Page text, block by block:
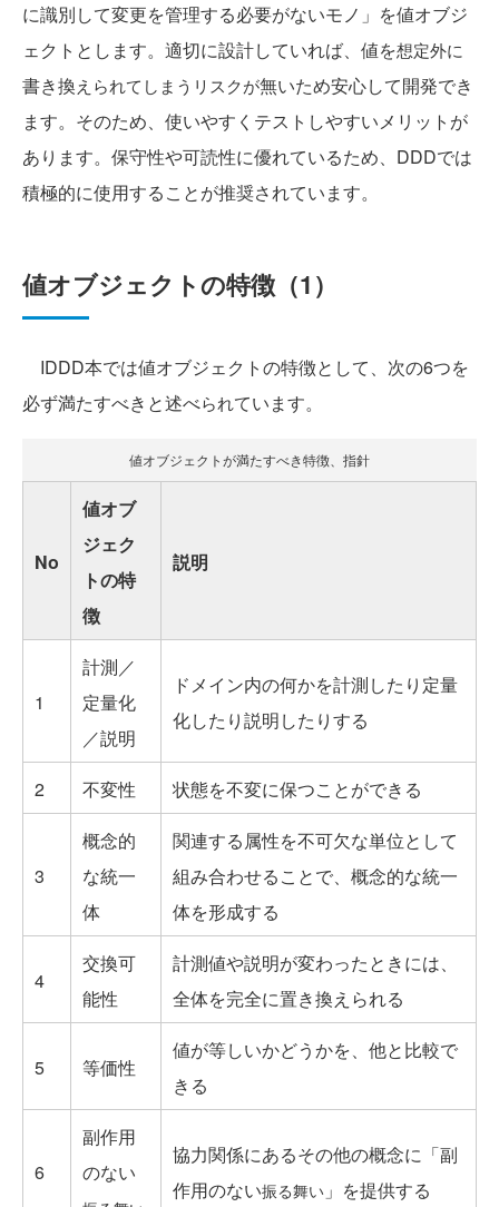
に識別して変更を管理する必要がないモノ」を値オブジ
ェクトとします。適切に設計していれば、値を想定外に
書き換えられてしまうリスクが無いため安心して開発でき
ます。そのため、使いやすくテストしやすいメリットが
あります。保守性や可読性に優れているため、DDDでは
積極的に使用することが推奨されています。
値オブジェクトの特徴（1）
IDDD本では値オブジェクトの特徴として、次の6つを
必ず満たすべきと述べられています。
値オブジェクトが満たすべき特徴、指針
No
値オブ
ジェク
トの特
徴
説明
1
計測／
定量化
／説明
ドメイン内の何かを計測したり定量
化したり説明したりする
2 不変性 状態を不変に保つことができる
3
概念的
な統一
体
関連する属性を不可欠な単位として
組み合わせることで、概念的な統一
体を形成する
4
交換可
能性
計測値や説明が変わったときには、
全体を完全に置き換えられる
5 等価性
値が等しいかどうかを、他と比較で
きる
6
副作用
のない
協力関係にあるその他の概念に「副
作用のない振る舞い 」を提供する